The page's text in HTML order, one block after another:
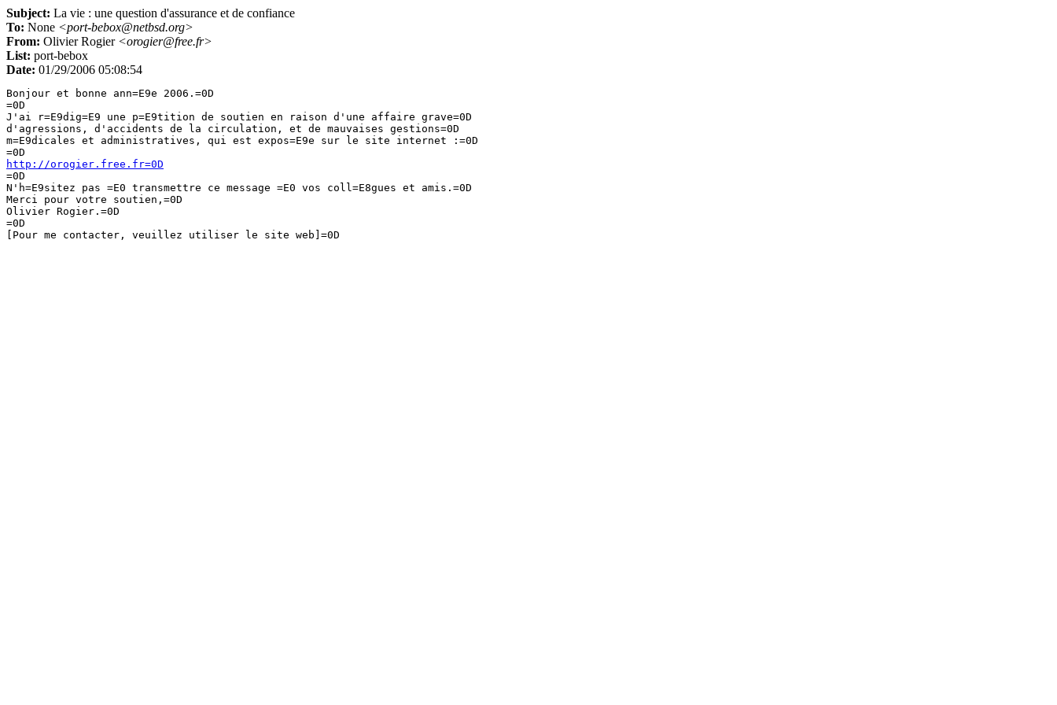
Subject: La vie : une question d'assurance et de confiance
To: None <port-bebox@netbsd.org>
From: Olivier Rogier <orogier@free.fr>
List: port-bebox
Date: 01/29/2006 05:08:54
Bonjour et bonne ann=E9e 2006.=0D
=0D
J'ai r=E9dig=E9 une p=E9tition de soutien en raison d'une affaire grave=0D
d'agressions, d'accidents de la circulation, et de mauvaises gestions=0D
m=E9dicales et administratives, qui est expos=E9e sur le site internet :=0D
http://orogier.free.fr=0D
=0D
N'h=E9sitez pas =E0 transmettre ce message =E0 vos coll=E8gues et amis.=0D
Merci pour votre soutien,=0D
Olivier Rogier.=0D
=0D